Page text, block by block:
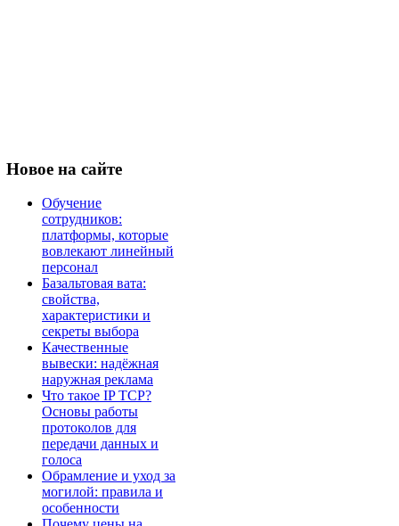
Новое на сайте
Обучение
сотрудников:
платформы, которые
вовлекают линейный
персонал
Базальтовая вата:
свойства,
характеристики и
секреты выбора
Качественные
вывески: надёжная
наружная реклама
Что такое IP TCP?
Основы работы
протоколов для
передачи данных и
голоса
Обрамление и уход за
могилой: правила и
особенности